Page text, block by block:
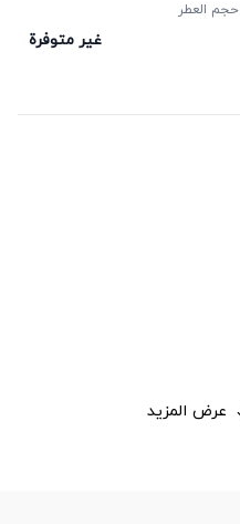
حجم العطر
غير متوفرة
عرض المزيد